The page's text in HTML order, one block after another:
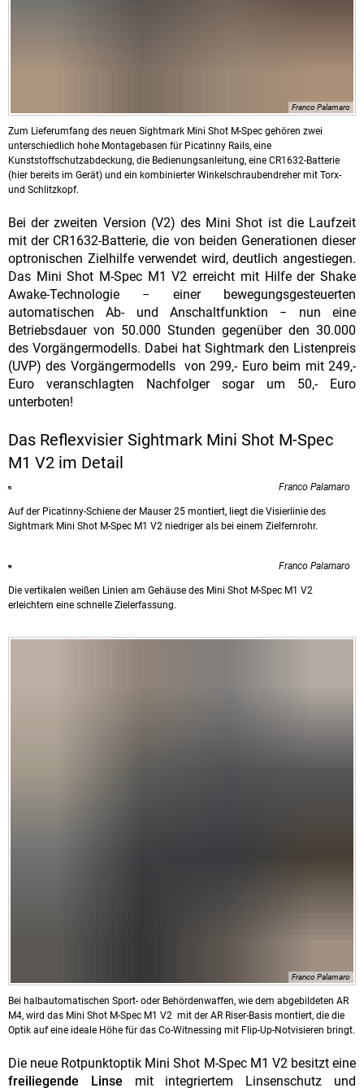
Franco Palamaro
Zum Lieferumfang des neuen Sightmark Mini Shot M-Spec gehören zwei
unterschiedlich hohe Montagebasen für Picatinny Rails, eine
Kunststoffschutzabdeckung, die Bedienungsanleitung, eine CR1632-Batterie
(hier bereits im Gerät) und ein kombinierter Winkelschraubendreher mit Torx-
und Schlitzkopf.
Bei der zweiten Version (V2) des Mini Shot ist die Laufzeit
mit der CR1632-Batterie, die von beiden Generationen dieser
optronischen Zielhilfe verwendet wird, deutlich angestiegen.
Das Mini Shot M-Spec M1 V2 erreicht mit Hilfe der Shake
Awake-Technologie − einer bewegungsgesteuerten
automatischen Ab- und Anschaltfunktion − nun eine
Betriebsdauer von 50.000 Stunden gegenüber den 30.000
des Vorgängermodells. Dabei hat Sightmark den Listenpreis
(UVP) des Vorgängermodells von 299,- Euro beim mit 249,-
Euro veranschlagten Nachfolger sogar um 50,- Euro
unterboten!
Das Reflexvisier Sightmark Mini Shot M-Spec
M1 V2 im Detail
Franco Palamaro
Auf der Picatinny-Schiene der Mauser 25 montiert, liegt die Visierlinie des
Sightmark Mini Shot M-Spec M1 V2 niedriger als bei einem Zielfernrohr.
Franco Palamaro
Die vertikalen weißen Linien am Gehäuse des Mini Shot M-Spec M1 V2
erleichtern eine schnelle Zielerfassung.
Franco Palamaro
Bei halbautomatischen Sport- oder Behördenwaffen, wie dem abgebildeten AR
M4, wird das Mini Shot M-Spec M1 V2 mit der AR Riser-Basis montiert, die die
Optik auf eine ideale Höhe für das Co-Witnessing mit Flip-Up-Notvisieren bringt.
Die neue Rotpunktoptik Mini Shot M-Spec M1 V2 besitzt eine
freiliegende Linse mit integriertem Linsenschutz und